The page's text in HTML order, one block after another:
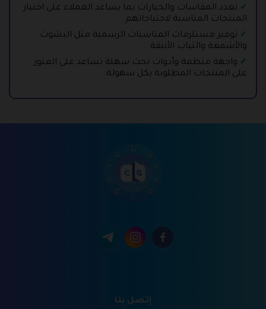
تعدد المقاسات والخيارات بما يساعد العملاء على اختيار
المنتجات المناسبة لاحتياجاتهم.
توفير مستلزمات المناسبات الرسمية مثل البشوت
والأشمغة والثياب الأنيقة.
واجهة منظمة وأدوات بحث سهلة تساعد على العثور
على المنتجات المطلوبة بكل سهولة.
إتصل بنا